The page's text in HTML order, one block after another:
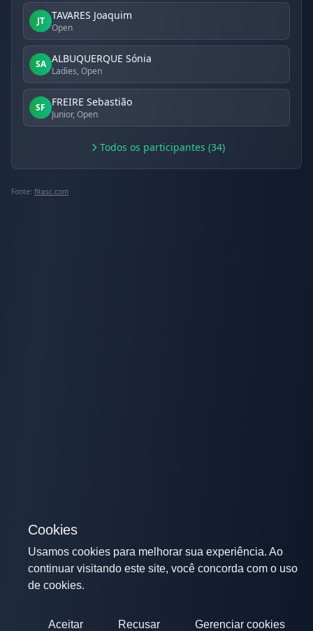
JT TAVARES Joaquim
Open
SA ALBUQUERQUE Sónia
Ladies, Open
SF FREIRE Sebastião
Junior, Open
Todos os participantes (34)
Fonte: fitasc.com
Cookies
Usamos cookies para melhorar sua experiência. Ao
continuar visitando este site, você concorda com o uso
de cookies.
Aceitar Recusar Gerenciar cookies